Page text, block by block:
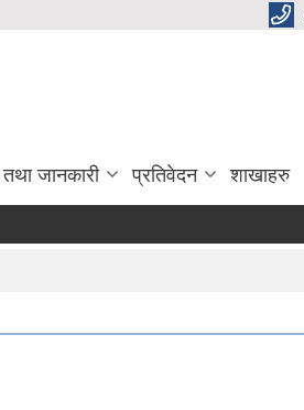
जानकारी प्रतिवेदन शाखाहरु